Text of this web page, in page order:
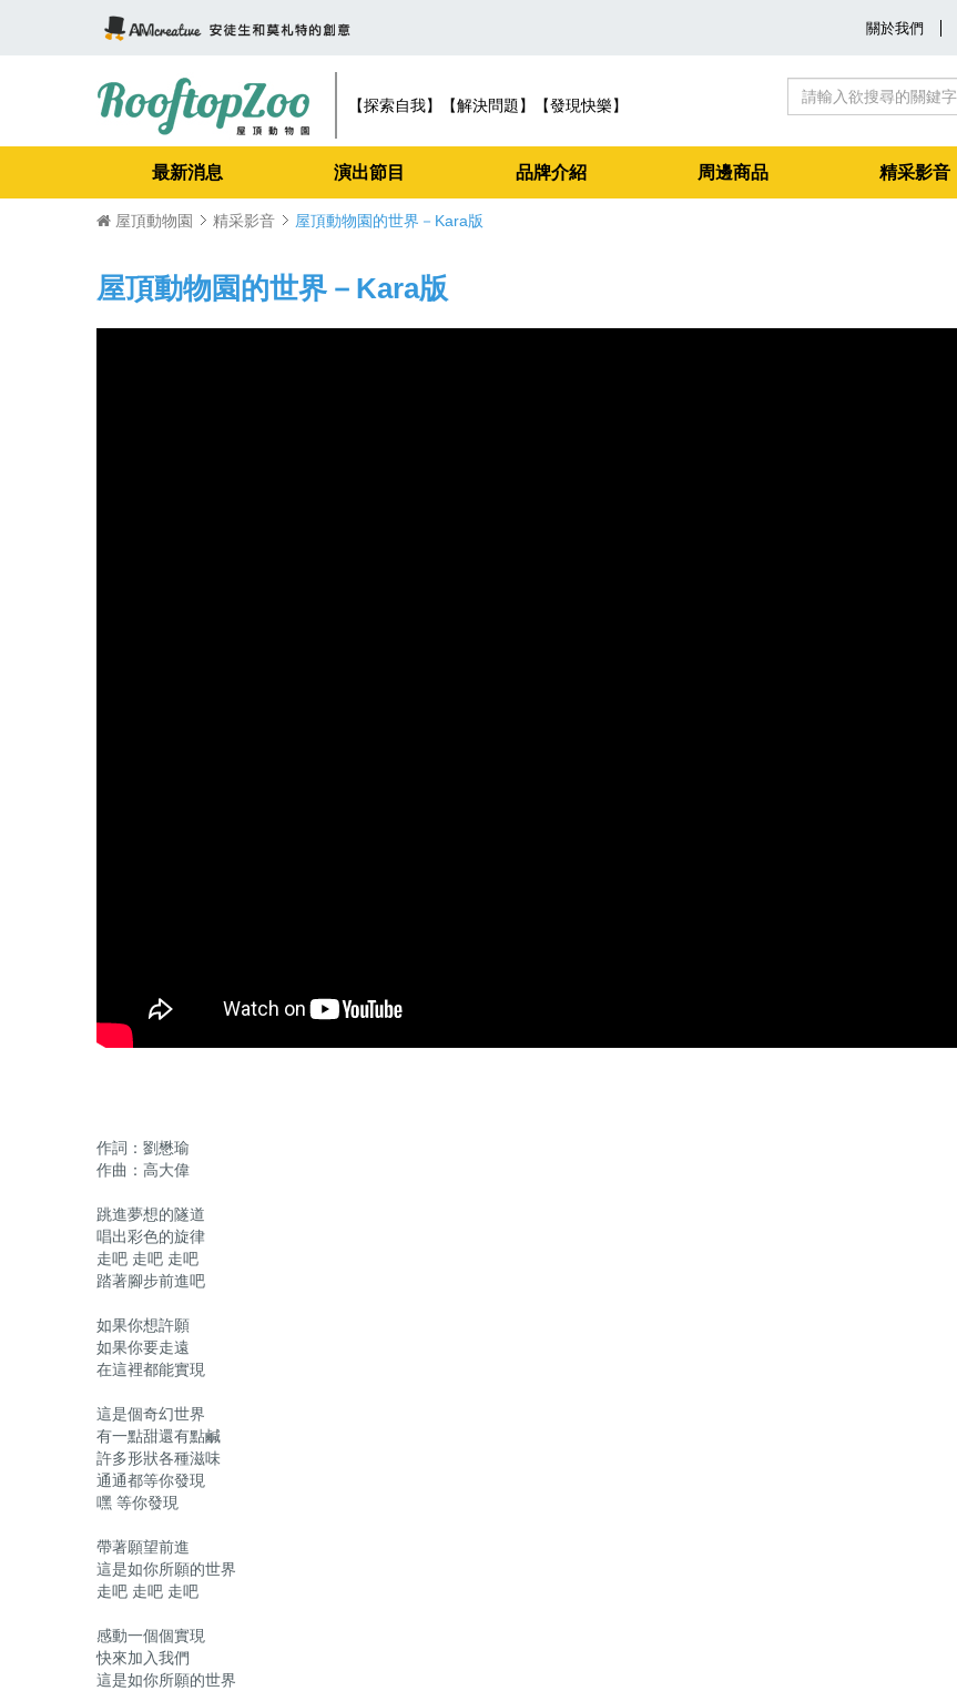
關於我們
【探索自我】【解決問題】【發現快樂】
最新消息 演出節目 品牌介紹 周邊商品 精采影音
屋頂動物園 精采影音 屋頂動物園的世界－Kara版
屋頂動物園的世界－Kara版
作詞：劉懋瑜
作曲：高大偉
跳進夢想的隧道
唱出彩色的旋律
走吧 走吧 走吧
踏著腳步前進吧
如果你想許願
如果你要走遠
在這裡都能實現
這是個奇幻世界
有一點甜還有點鹹
許多形狀各種滋味
通通都等你發現
嘿 等你發現
帶著願望前進
這是如你所願的世界
走吧 走吧 走吧
感動一個個實現
快來加入我們
這是如你所願的世界